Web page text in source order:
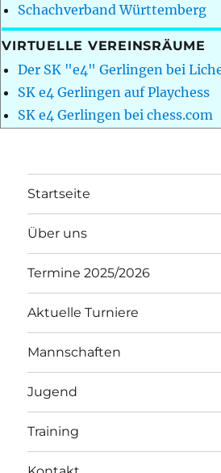
Schachverband Württemberg
VIRTUELLE VEREINSRÄUME
Der SK "e4" Gerlingen bei
SK e4 Gerlingen auf Playchess
SK e4 Gerlingen bei chess.com
Startseite
Über uns
Termine 2025/2026
Aktuelle Turniere
Mannschaften
Jugend
Training